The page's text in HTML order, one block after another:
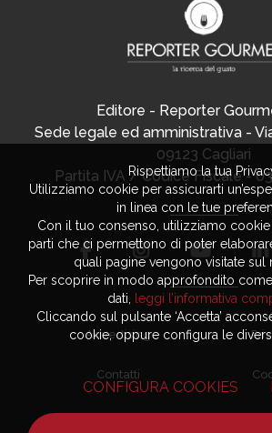
Editore - Reporter
Sede legale ed amministrativa -
09123 Cagliari
Partita IVA / Codice Fiscale -
Advertising
Contatti
Rispettiamo la tua
Utilizziamo cookie per assicurarti
in linea con le tue
Con il tuo consenso, utilizziamo
parti che ci permettono di poter
quali pagine vengono visitate sul
Per scoprire in modo approfondito
dati,
leggi l’informativa
Cliccando sul pulsante ‘Accetta’
cookie, oppure configura le
CONFIGURA COOKIES